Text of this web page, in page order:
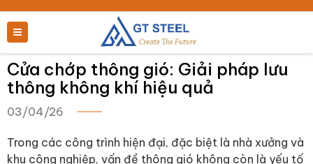
Cửa chớp thông gió: Giải pháp lưu
thông không khí hiệu quả
03/04/26
Trong các công trình hiện đại, đặc biệt là nhà xưởng và
khu công nghiệp, vấn đề thông gió không còn là yếu tố